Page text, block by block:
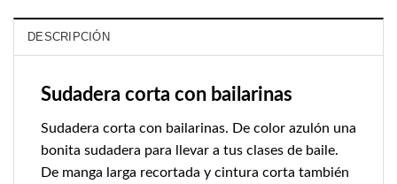
DESCRIPCIÓN
Sudadera corta con bailarinas
Sudadera corta con bailarinas. De color azulón una
bonita sudadera para llevar a tus clases de baile.
De manga larga recortada y cintura corta también